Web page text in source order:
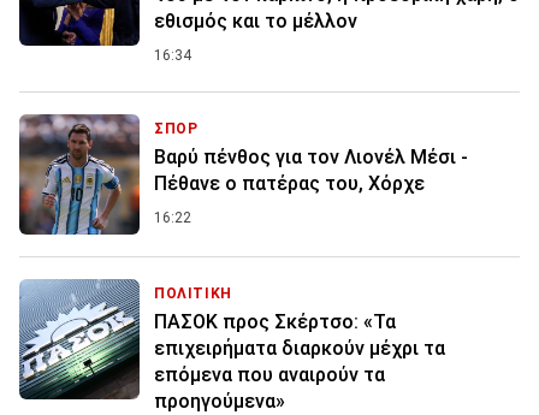
εθισμός και το μέλλον
16:34
ΣΠΟΡ
Βαρύ πένθος για τον Λιονέλ Μέσι -
Πέθανε ο πατέρας του, Χόρχε
16:22
ΠΟΛΙΤΙΚΗ
ΠΑΣΟΚ προς Σκέρτσο: «Τα
επιχειρήματα διαρκούν μέχρι τα
επόμενα που αναιρούν τα
προηγούμενα»